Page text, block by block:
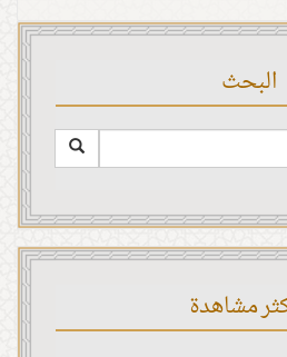
البحث
مشاهدة